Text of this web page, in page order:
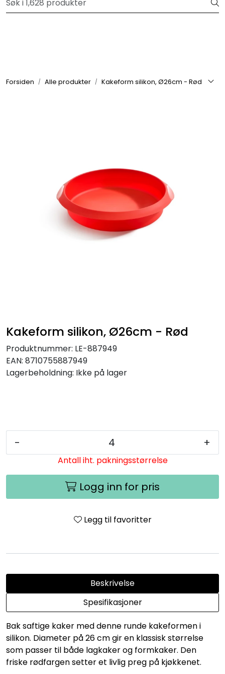
Skip to main contentVelkommen til vår forhandlerportal
Forsiden Alle produkter Kakeform silikon, Ø26cm - Rød
Kakeform silikon, Ø26cm - Rød
Produktnummer: LE-887949
EAN: 8710755887949
Lagerbeholdning: Ikke på lager
- +
Antall iht. pakningsstørrelse
Logg inn for pris
Legg til favoritter
Beskrivelse
Spesifikasjoner
Bak saftige kaker med denne runde kakeformen i
silikon. Diameter på 26 cm gir en klassisk størrelse
som passer til både lagkaker og formkaker. Den
friske rødfargen setter et livlig preg på kjøkkenet.